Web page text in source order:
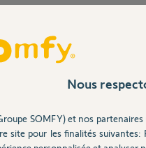
?
de vous connecter?
Nous
SOMFY) et nos
site pour les finalités